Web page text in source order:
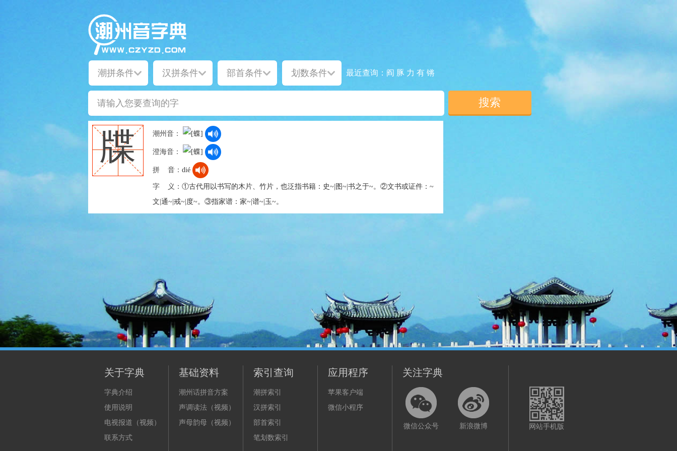
最近查询： 阎 豚 力 有 锵
牒 潮州音：
澄海音：
拼 音： dié
字 义： ①古代用以书写的木片、竹片，也泛指书籍：史~|图~|书之于~。②文书或证件：~
文|通~|戒~|度~。③指家谱：家~|谱~|玉~。
关于字典
字典介绍
使用说明
电视报道（视频）
联系方式
基础资料
潮州话拼音方案
声调读法（视频）
声母韵母（视频）
索引查询
潮拼索引
汉拼索引
部首索引
笔划数索引
应用程序
苹果客户端
微信小程序
关注字典
微信公众号 新浪微博 网站手机版